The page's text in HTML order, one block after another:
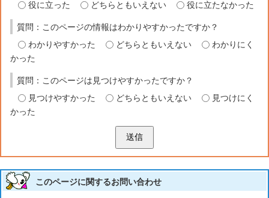
役に立った
どちらともいえない 役に立たなかった
質問：このページの情報はわかりやすかったですか？
わかりやすかった
どちらともいえない
わかりにく
かった
質問：このページは見つけやすかったですか？
見つけやすかった
どちらともいえない
見つけにく
かった
送信
このページに関するお問い合わせ